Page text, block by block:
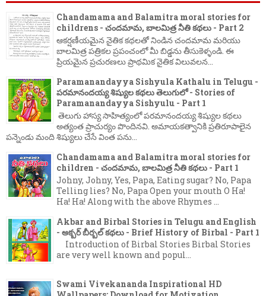
Chandamama and Balamitra moral stories for
childrens - చందమామ, బాలమిత్ర నీతి కథలు - Part 2
ఆకర్షణీయమైన నైతిక కథలతో నిండిన చందమామ మరియు
బాలమిత్ర పత్రికల ప్రపంచంలో మీ బిడ్డను తీసుకెళ్ళండి. ఈ
ప్రియమైన ప్రచురణలు ప్రాథమిక నైతిక విలువలన...
Paramanandayya Sishyula Kathalu in Telugu -
పరమానందయ్య శిష్యుల కథలు తెలుగులో - Stories of
Paramanandayya Sishyulu - Part 1
తెలుగు హాస్య సాహిత్యంలో పరమానందయ్య శిష్యుల కథలు
అత్యంత ప్రాచుర్యం పొందినవి. అమాయకత్వానికి ప్రతిరూపాలైన
పన్నెండు మంది శిష్యులు చేసే వింత పను...
Chandamama and Balamitra moral stories for
children - చందమామ, బాలమిత్ర నీతి కథలు - Part 1
Johny, Johny, Yes, Papa, Eating sugar? No, Papa
Telling lies? No, Papa Open your mouth O Ha!
Ha! Ha! Along with the above Rhymes ...
Akbar and Birbal Stories in Telugu and English
- అక్బర్ బీర్బల్ కథలు - Brief History of Birbal - Part 1
Introduction of Birbal Stories Birbal Stories
are very well known and popul...
Swami Vivekananda Inspirational HD